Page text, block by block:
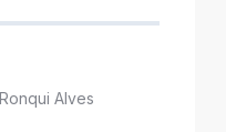
Alves